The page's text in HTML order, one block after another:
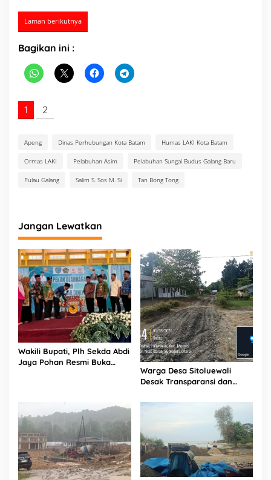
Laman berikutnya
Bagikan ini :
1 2
Apeng Dinas Perhubungan Kota Batam Humas LAKI Kota Batam
Ormas LAKI Pelabuhan Asim Pelabuhan Sungai Budus Galang Baru
Pulau Galang Salim S. Sos M. Si Tan Bong Tong
Jangan Lewatkan
Wakili Bupati, Plh Sekda Abdi
Jaya Pohan Resmi Buka
Warga Desa Sitoluewali
Desak Transparansi dan
Jalan, Diduga Minim